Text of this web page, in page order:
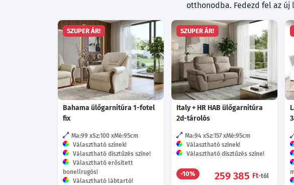
otthonodba. Fedezd fel az
SZUPER ÁR!
Bahama ülőgarnitúra 1-fotel
fix
Ma:99 Sz:100 Mé:95cm
Választható színek!
Választható dísztűzés színe!
Választható erősített
bonellrugós!
Választható lábtartó!
SZUPER ÁR!
Italy + HR HAB ülőgarnitúra
2d-tárolós
Ma:94 Sz:157 Mé:95cm
Választható színek!
Választható dísztűzés színe!
-10% 259 385 Ft-tól